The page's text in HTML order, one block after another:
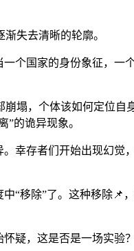
失去清晰的轮廓。
国家的身份象征，一
塌，个体该如何定位
的诡异现象。
存者们开始出现幻觉
“移除”了。这种移除📌
疑，这是否是一场实验